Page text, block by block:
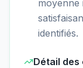
moyenne
identifiés.
Détail